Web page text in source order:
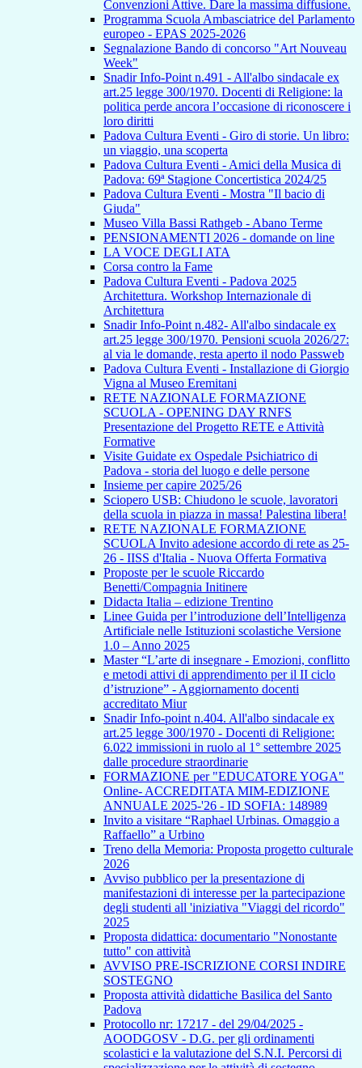
Convenzioni Attive. Dare la massima diffusione.
Programma Scuola Ambasciatrice del Parlamento
europeo - EPAS 2025-2026
Segnalazione Bando di concorso "Art Nouveau
Week"
Snadir Info-Point n.491 - All'albo sindacale ex
art.25 legge 300/1970. Docenti di Religione: la
politica perde ancora l’occasione di riconoscere i
loro diritti
Padova Cultura Eventi - Giro di storie. Un libro:
un viaggio, una scoperta
Padova Cultura Eventi - Amici della Musica di
Padova: 69ª Stagione Concertistica 2024/25
Padova Cultura Eventi - Mostra "Il bacio di
Giuda"
Museo Villa Bassi Rathgeb - Abano Terme
PENSIONAMENTI 2026 - domande on line
LA VOCE DEGLI ATA
Corsa contro la Fame
Padova Cultura Eventi - Padova 2025
Architettura. Workshop Internazionale di
Architettura
Snadir Info-Point n.482- All'albo sindacale ex
art.25 legge 300/1970. Pensioni scuola 2026/27:
al via le domande, resta aperto il nodo Passweb
Padova Cultura Eventi - Installazione di Giorgio
Vigna al Museo Eremitani
RETE NAZIONALE FORMAZIONE
SCUOLA - OPENING DAY RNFS
Presentazione del Progetto RETE e Attività
Formative
Visite Guidate ex Ospedale Psichiatrico di
Padova - storia del luogo e delle persone
Insieme per capire 2025/26
Sciopero USB: Chiudono le scuole, lavoratori
della scuola in piazza in massa! Palestina libera!
RETE NAZIONALE FORMAZIONE
SCUOLA Invito adesione accordo di rete as 25-
26 - IISS d'Italia - Nuova Offerta Formativa
Proposte per le scuole Riccardo
Benetti/Compagnia Initinere
Didacta Italia – edizione Trentino
Linee Guida per l’introduzione dell’Intelligenza
Artificiale nelle Istituzioni scolastiche Versione
1.0 – Anno 2025
Master “L’arte di insegnare - Emozioni, conflitto
e metodi attivi di apprendimento per il II ciclo
d’istruzione” - Aggiornamento docenti
accreditato Miur
Snadir Info-point n.404. All'albo sindacale ex
art.25 legge 300/1970 - Docenti di Religione:
6.022 immissioni in ruolo al 1° settembre 2025
dalle procedure straordinarie
FORMAZIONE per "EDUCATORE YOGA"
Online- ACCREDITATA MIM-EDIZIONE
ANNUALE 2025-'26 - ID SOFIA: 148989
Invito a visitare “Raphael Urbinas. Omaggio a
Raffaello” a Urbino
Treno della Memoria: Proposta progetto culturale
2026
Avviso pubblico per la presentazione di
manifestazioni di interesse per la partecipazione
degli studenti all 'iniziativa "Viaggi del ricordo"
2025
Proposta didattica: documentario "Nonostante
tutto" con attività
AVVISO PRE-ISCRIZIONE CORSI INDIRE
SOSTEGNO
Proposta attività didattiche Basilica del Santo
Padova
Protocollo nr: 17217 - del 29/04/2025 -
AOODGOSV - D.G. per gli ordinamenti
scolastici e la valutazione del S.N.I. Percorsi di